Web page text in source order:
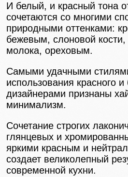
И белый, и красный тона
сочетаются со многими
природными оттенками:
бежевым, слоновой кости,
молока, ореховым.
Самыми удачными
использования красного и
дизайнерами признаны
минимализм.
Сочетание строгих
глянцевых и
яркими красным и
создает великолепный
современной кухни.